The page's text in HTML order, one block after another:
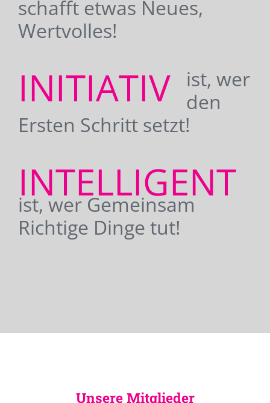
schafft etwas Neues,
Wertvolles!
INITIATIV
ist, wer
den
Ersten Schritt setzt!
INTELLIGENT
ist, wer Gemeinsam
Richtige Dinge tut!
Unsere Mitglieder